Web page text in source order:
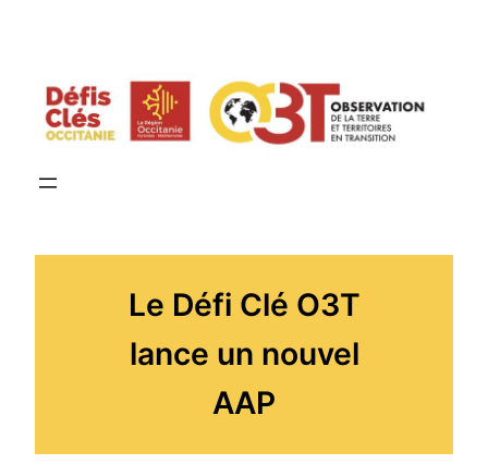
Le Défi Clé O3T
lance un nouvel
AAP